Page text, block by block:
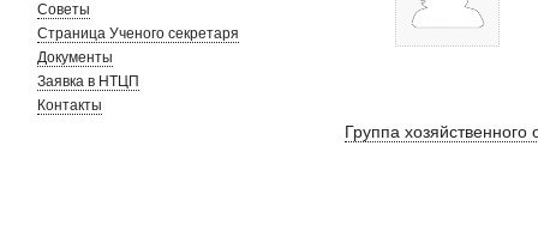
Советы
Страница Ученого секретаря
Документы
Заявка в НТЦП
Контакты
Группа хозяйственного